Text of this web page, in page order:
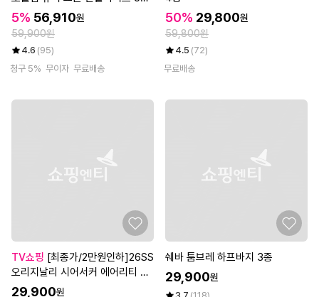
여성
5% 56,910원
59,900원
4.6 (95)
청구 5% 무이자 무료배송
50% 29,800원
59,800원
4.5 (72)
무료배송
TV쇼핑
오리지날리 시어서커 에어리티 4
종
29,900원
쉐바 툼브레 하프바지 3종
29,900원